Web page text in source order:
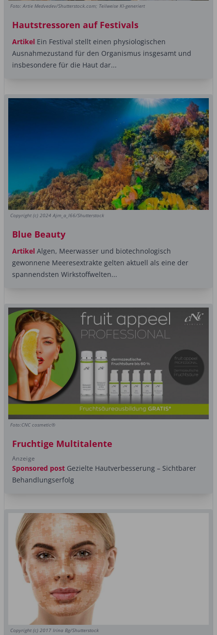
Foto: Artie Medvedev/Shutterstock.com; Teilweise KI-generiert
Hautstressoren auf Festivals
Artikel Ein Festival stellt einen physiologischen
Ausnahmezustand für den Organismus insgesamt und
insbesondere für die Haut dar...
Copyright (c) 2024 Ajm_a_l66/Shutterstock
Blue Beauty
Artikel Algen, Meerwasser und biotechnologisch
gewonnene Meeresextrakte gelten aktuell als eine der
spannendsten Wirkstoffwelten...
Foto:CNC cosmetic®
Fruchtige Multitalente
Anzeige
Sponsored post Gezielte Hautverbesserung – Sichtbarer
Behandlungserfolg
Copyright (c) 2017 Irina Bg/Shutterstock